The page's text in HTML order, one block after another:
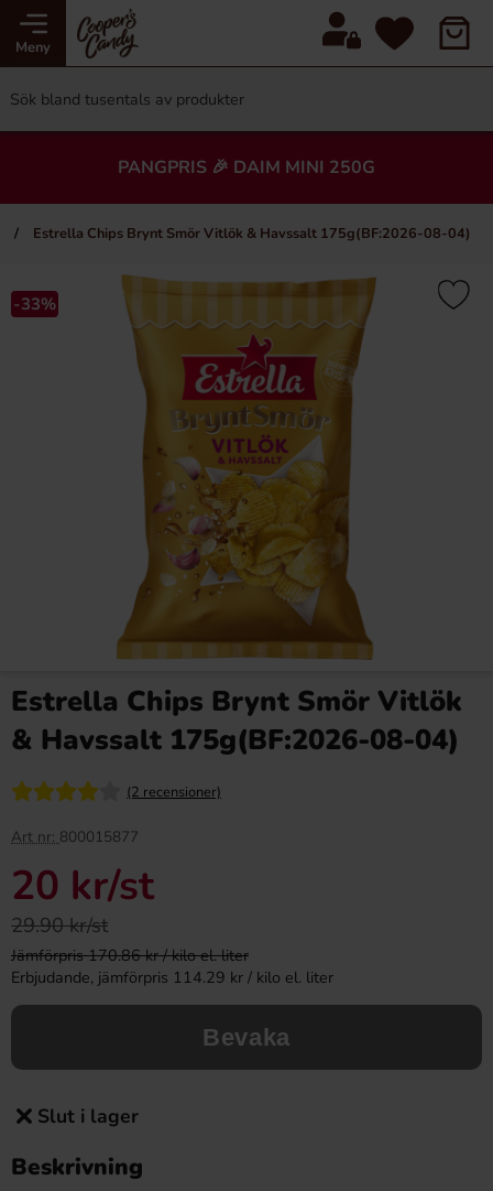
Meny
PANGPRIS 🎉 DAIM MINI 250G
Estrella Chips Brynt Smör Vitlök & Havssalt 175g(BF:2026-08-04)
-33%
Estrella Chips Brynt Smör Vitlök
& Havssalt 175g(BF:2026-08-04)
(2 recensioner)
Art nr: 800015877
20 kr/st
29.90 kr/st
Jämförpris 170.86 kr / kilo el. liter
Erbjudande, jämförpris 114.29 kr / kilo el. liter
Bevaka
Slut i lager
Beskrivning